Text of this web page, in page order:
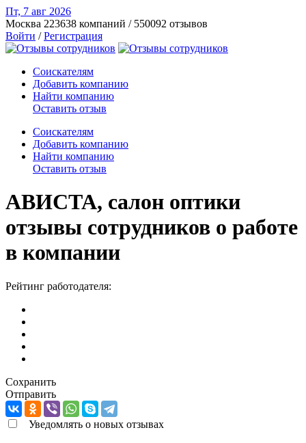
Пт, 7 авг 2026
Москва 223638 компаний / 550092 отзывов
Войти /Регистрация
Соискателям
Добавить компанию
Найти компанию
Оставить отзыв
Соискателям
Добавить компанию
Найти компанию
Оставить отзыв
АВИСТА, салон оптики
отзывы сотрудников о работе
в компании
Рейтинг работодателя:
Сохранить
Отправить
Уведомлять о новых отзывах